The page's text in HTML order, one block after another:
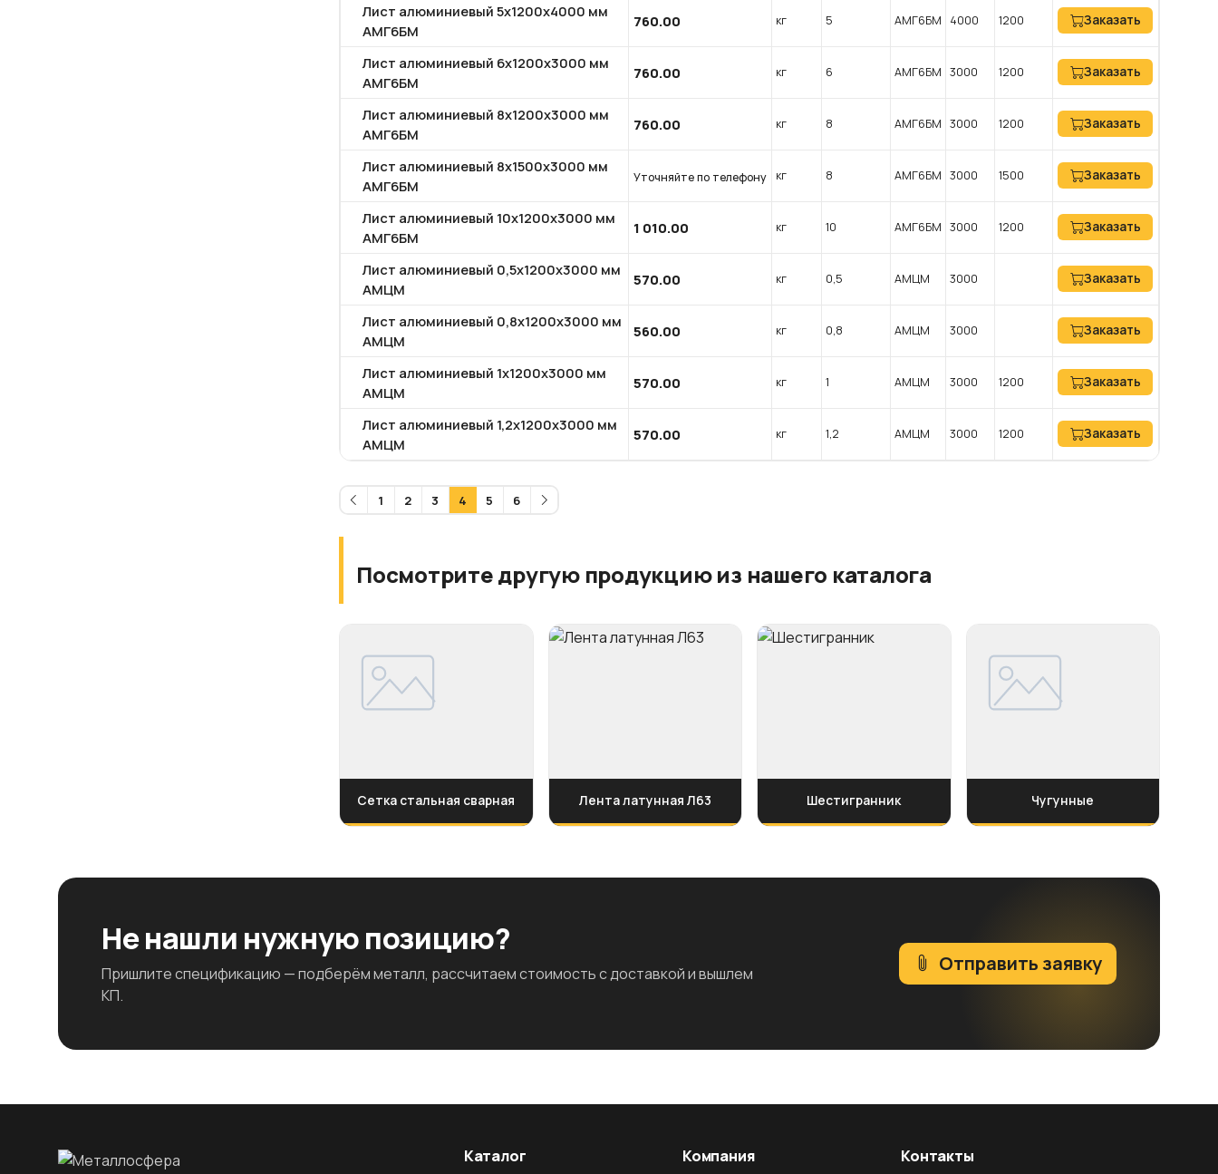
Лист алюминиевый 5x1200x4000 мм
АМГ6БМ
760.00 кг 5 АМГ6БМ 4000 1200 Заказать
Лист алюминиевый 6x1200x3000 мм
АМГ6БМ
760.00 кг 6 АМГ6БМ 3000 1200 Заказать
Лист алюминиевый 8x1200x3000 мм
АМГ6БМ
760.00 кг 8 АМГ6БМ 3000 1200 Заказать
Лист алюминиевый 8x1500x3000 мм
АМГ6БМ
Уточняйте по телефону кг 8 АМГ6БМ 3000 1500 Заказать
Лист алюминиевый 10x1200x3000 мм
АМГ6БМ
1 010.00 кг 10 АМГ6БМ 3000 1200 Заказать
Лист алюминиевый 0,5x1200x3000 мм
АМЦМ
570.00 кг 0,5 АМЦМ 3000 Заказать
Лист алюминиевый 0,8x1200x3000 мм
АМЦМ
560.00 кг 0,8 АМЦМ 3000 Заказать
Лист алюминиевый 1x1200x3000 мм
АМЦМ
570.00 кг 1 АМЦМ 3000 1200 Заказать
Лист алюминиевый 1,2x1200x3000 мм
АМЦМ
570.00 кг 1,2 АМЦМ 3000 1200 Заказать
1 2 3 4 5 6
Посмотрите другую продукцию из нашего каталога
Сетка стальная сварная Лента латунная Л63 Шестигранник Чугунные
Не нашли нужную позицию?
Пришлите спецификацию — подберём металл, рассчитаем стоимость с доставкой и вышлем
КП.
Отправить заявку
Каталог Компания Контакты